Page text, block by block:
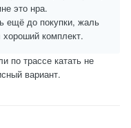
это нра.
ещё до покупки, жаль
комплект.
по трассе катать не
вариант.